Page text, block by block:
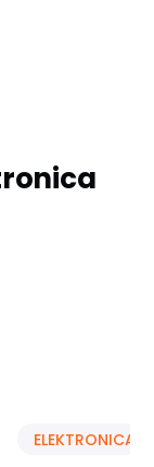
ELEKTRONICA